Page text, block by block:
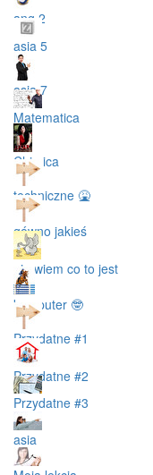
ang 2
asia 5
asia 7
Matematica
Chimica
techniczne 🤮
gówno jakieś
nie wiem co to jest
komputer 🤓
Przydatne #1
Przydatne #2
Przydatne #3
asia